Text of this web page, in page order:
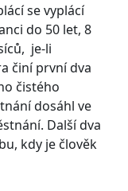
se vyplácí
do 50 let, 8
je-li
činí první dva
čistého
dosáhl ve
Další dva
kdy je člověk